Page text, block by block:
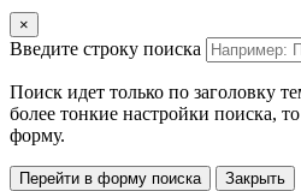
×
Введите строку поиска
Поиск идет только по заголовку
более тонкие настройки поиска,
форму.
Перейти в форму поиска Закрыть